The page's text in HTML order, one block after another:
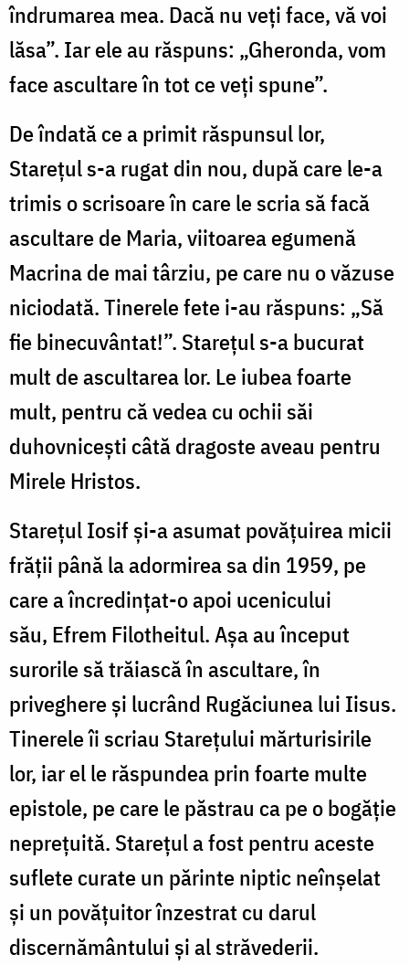
îndrumarea mea. Dacă nu veţi face, vă voi
lăsa”. Iar ele au răspuns: „Gheronda, vom
face ascultare în tot ce veţi spune”.
De îndată ce a primit răspunsul lor,
Stareţul s-a rugat din nou, după care le-a
trimis o scrisoare în care le scria să facă
ascultare de Maria, viitoarea egumenă
Macrina de mai târziu, pe care nu o văzuse
niciodată. Tinerele fete i-au răspuns: „Să
fie binecuvântat!”. Stareţul s-a bucurat
mult de ascultarea lor. Le iubea foarte
mult, pentru că vedea cu ochii săi
duhovniceşti câtă dragoste aveau pentru
Mirele Hristos.
Stareţul Iosif şi-a asumat povăţuirea micii
frăţii până la adormirea sa din 1959, pe
care a încredinţat-o apoi ucenicului
său, Efrem Filotheitul. Aşa au început
surorile să trăiască în ascultare, în
priveghere şi lucrând Rugăciunea lui Iisus.
Tinerele îi scriau Stareţului mărturisirile
lor, iar el le răspundea prin foarte multe
epistole, pe care le păstrau ca pe o bogăţie
nepreţuită. Stareţul a fost pentru aceste
suflete curate un părinte niptic neînşelat
şi un povăţuitor înzestrat cu darul
discernământului şi al străvederii.